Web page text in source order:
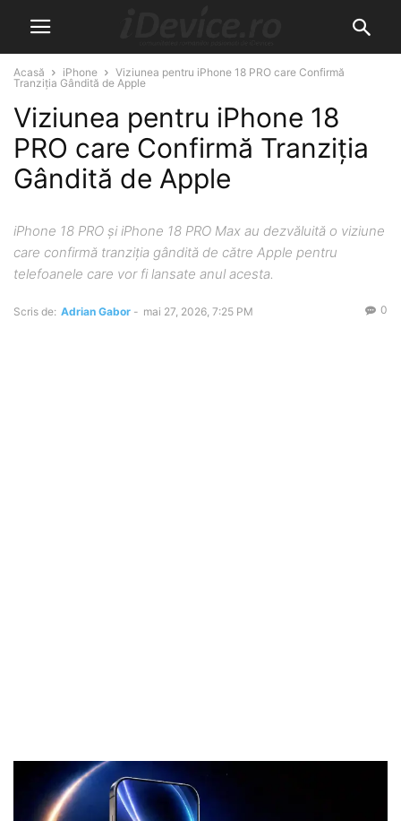
Acasă iPhone
Viziunea pentru iPhone 18 PRO care Confirmă
Tranziția Gândită de Apple
Viziunea pentru iPhone 18
PRO care Confirmă Tranziția
Gândită de Apple
iPhone 18 PRO și iPhone 18 PRO Max au dezvăluită o viziune
care confirmă tranziția gândită de către Apple pentru
telefoanele care vor fi lansate anul acesta.
Scris de: Adrian Gabor - mai 27, 2026, 7:25 PM 0